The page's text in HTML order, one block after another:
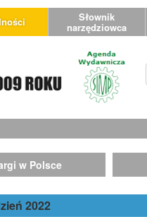
Słownik
narzędziowca
w Polsce
2022